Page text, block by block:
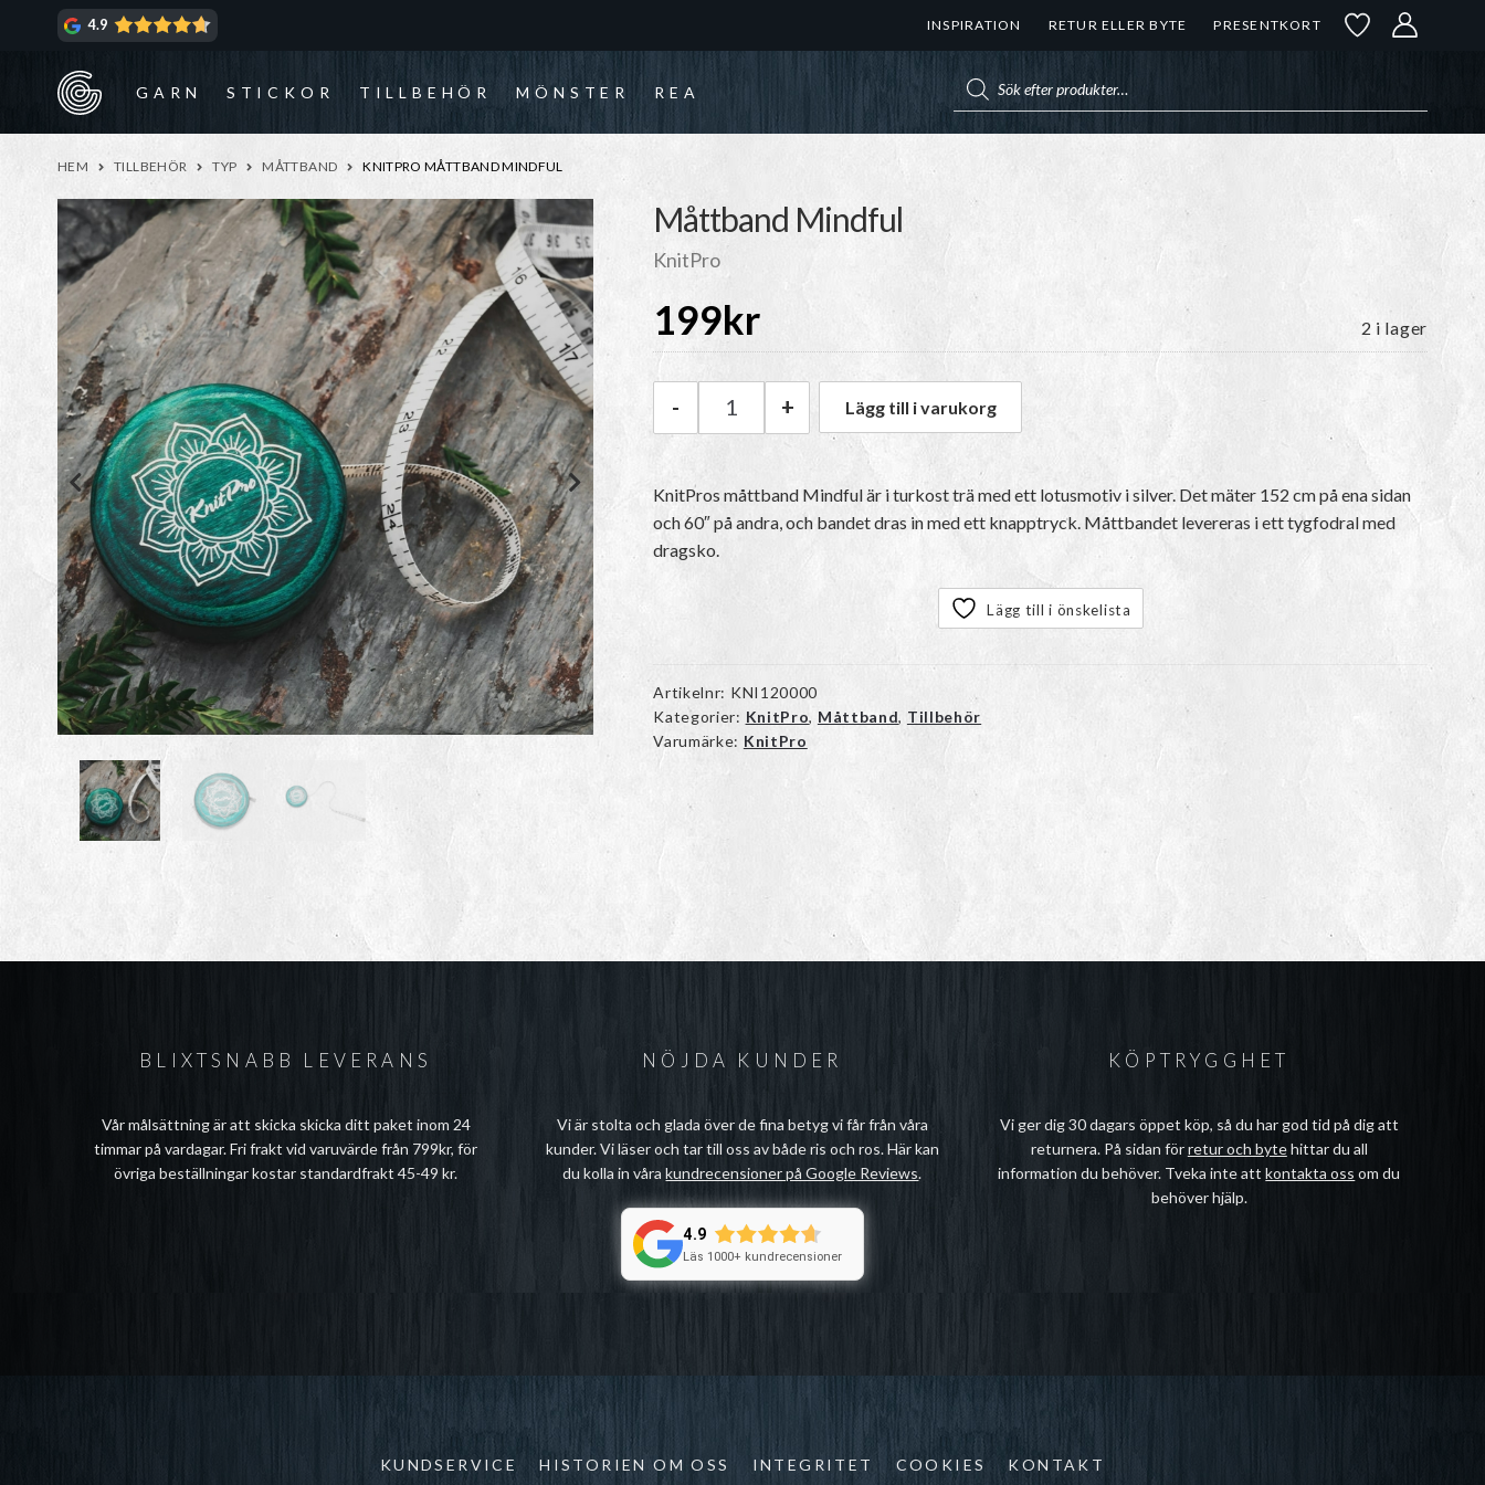
4.9 INSPIRATION RETUR ELLER BYTE PRESENTKORT
GARN STICKOR TILLBEHÖR MÖNSTER REA
HEM TILLBEHÖR TYP MÅTTBAND KNITPRO MÅTTBAND MINDFUL
Måttband Mindful
KnitPro
199kr 2 i lager
KnitPro Måttband Mindful mängd
- + Lägg till i varukorg
KnitPros måttband Mindful är i turkost trä med ett lotusmotiv i silver. Det mäter 152 cm på ena sidan
och 60″ på andra, och bandet dras in med ett knapptryck. Måttbandet levereras i ett tygfodral med
dragsko.
Lägg till i önskelista
Artikelnr: KNI120000
Kategorier: KnitPro, Måttband, Tillbehör
Varumärke: KnitPro
BLIXTSNABB LEVERANS
Vår målsättning är att skicka skicka ditt paket inom 24
timmar på vardagar. Fri frakt vid varuvärde från 799kr, för
övriga beställningar kostar standardfrakt 45-49 kr.
NÖJDA KUNDER
Vi är stolta och glada över de fina betyg vi får från våra
kunder. Vi läser och tar till oss av både ris och ros. Här kan
du kolla in vårakundrecensioner på Google Reviews.
4.9
Läs 1000+ kundrecensioner
KÖPTRYGGHET
Vi ger dig 30 dagars öppet köp, så du har god tid på dig att
returnera. På sidan förretur och bytehittar du all
information du behöver. Tveka inte attkontakta oss om du
behöver hjälp.
KUNDSERVICE HISTORIEN OM OSS INTEGRITET COOKIES KONTAKT